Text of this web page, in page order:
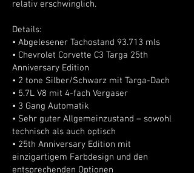
relativ erschwinglich.
Details:
• Abgelesener Tachostand 93.713 mls
• Chevrolet Corvette C3 Targa 25th
Anniversary Edition
• 2 tone Silber/Schwarz mit Targa-Dach
• 5.7L V8 mit 4-fach Vergaser
• 3 Gang Automatik
• Sehr guter Allgemeinzustand – sowohl
technisch als auch optisch
• 25th Anniversary Edition mit
einzigartigem Farbdesign und den
entsprechenden Optionen